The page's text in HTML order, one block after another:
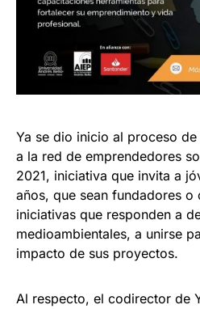
Ya se dio inicio al proceso
a la red de emprendedores
2021, iniciativa que invita a
años, que sean fundadores
iniciativas que responden a
medioambientales, a unirse
impacto de sus proyectos.
Al respecto, el codirector de